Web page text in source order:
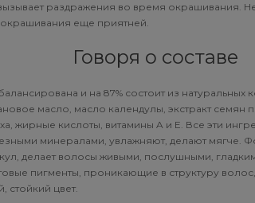
раздражения во время окрашивания.
еще приятней.
Говоря о составе
и на 87% состоит из натуральных
масло, масло календулы, экстракт семян
жирные кислоты, витамины A и E. Все эти
минералами, увлажняют, делают мягче.
делает волосы живыми, послушными,
пигменты, проникающие в структуру волос,
стойкий цвет.